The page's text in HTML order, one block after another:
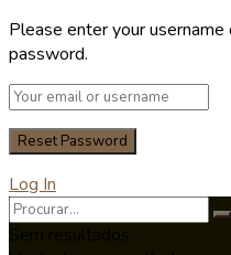
Please enter your
password.
Log In